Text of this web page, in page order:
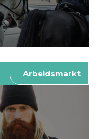
Arbeidsmarkt